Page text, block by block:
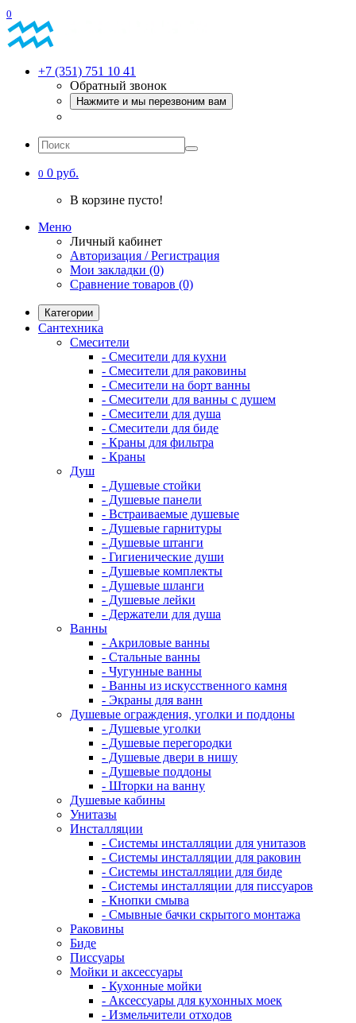
0
+7 (351) 751 10 41
Обратный звонок
Нажмите и мы перезвоним вам
0 0 руб.
В корзине пусто!
Меню
Личный кабинет
Авторизация / Регистрация
Мои закладки (0)
Сравнение товаров (0)
Категории
Сантехника
Смесители
- Смесители для кухни
- Смесители для раковины
- Смесители на борт ванны
- Смесители для ванны с душем
- Смесители для душа
- Смесители для биде
- Краны для фильтра
- Краны
Душ
- Душевые стойки
- Душевые панели
- Встраиваемые душевые
- Душевые гарнитуры
- Душевые штанги
- Гигиенические души
- Душевые комплекты
- Душевые шланги
- Душевые лейки
- Держатели для душа
Ванны
- Акриловые ванны
- Стальные ванны
- Чугунные ванны
- Ванны из искусственного камня
- Экраны для ванн
Душевые ограждения, уголки и поддоны
- Душевые уголки
- Душевые перегородки
- Душевые двери в нишу
- Душевые поддоны
- Шторки на ванну
Душевые кабины
Унитазы
Инсталляции
- Системы инсталляции для унитазов
- Системы инсталляции для раковин
- Системы инсталляции для биде
- Системы инсталляции для писсуаров
- Кнопки смыва
- Смывные бачки скрытого монтажа
Раковины
Биде
Писсуары
Мойки и аксессуары
- Кухонные мойки
- Аксессуары для кухонных моек
- Измельчители отходов